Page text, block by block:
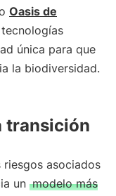
Oasis de
única para que
la biodiversidad.
transición
riesgos asociados
un modelo más